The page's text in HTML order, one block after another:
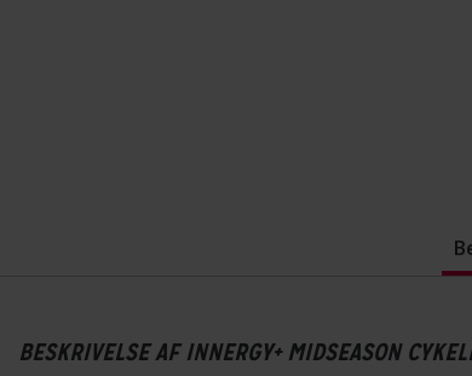
BESKRIVELSE AF INNERGY+ MIDSEASON